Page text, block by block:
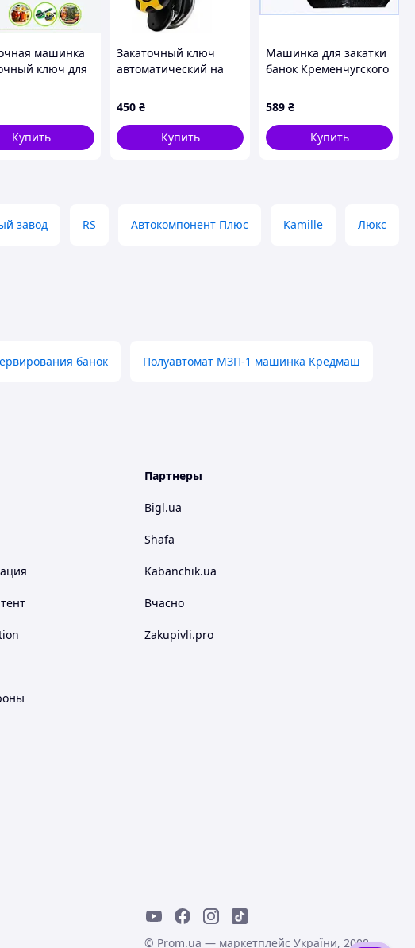
машинка
ключ для
ручкой
под банку
Купить
Закаточный ключ
автоматический на
450 ₴
Купить
Машинка для закатки
банок Кременчугского
58C0T2B773
589 ₴
Купить
завод RS Автокомпонент Плюс Kamille Люкс
банок Полуавтомат МЗП-1 машинка Кредмаш
Партнеры
Bigl.ua
Shafa
Kabanchik.ua
Вчасно
Zakupivli.pro
© Prom.ua — маркетплейс України, 2008-